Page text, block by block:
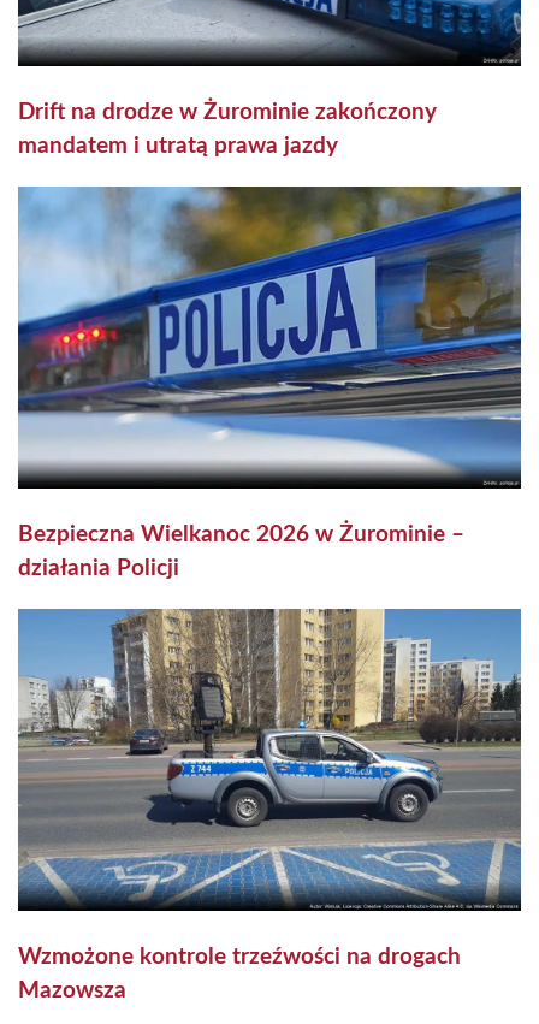
Drift na drodze w Żurominie zakończony
mandatem i utratą prawa jazdy
Bezpieczna Wielkanoc 2026 w Żurominie –
działania Policji
Wzmożone kontrole trzeźwości na drogach
Mazowsza